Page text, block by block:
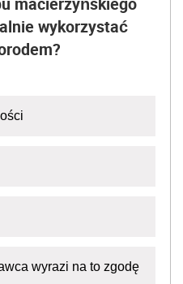
wykorzystać
wyrazi na to zgodę